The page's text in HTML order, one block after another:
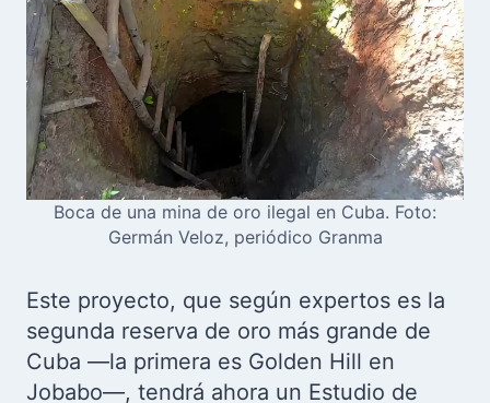
Boca de una mina de oro ilegal en Cuba. Foto:
Germán Veloz, periódico Granma
Este proyecto, que según expertos es la
segunda reserva de oro más grande de
Cuba —la primera es Golden Hill en
Jobabo—, tendrá ahora un Estudio de